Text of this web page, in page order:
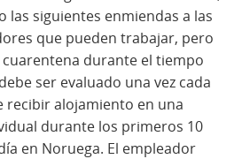
las siguientes enmiendas a las
que pueden trabajar, pero
durante el tiempo
ser evaluado una vez cada
recibir alojamiento en una
durante los primeros 10
en Noruega. El empleador